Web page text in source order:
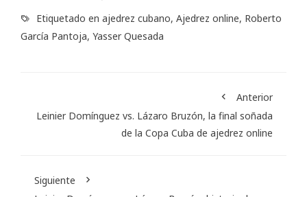
Etiquetado en ajedrez cubano, Ajedrez online, Roberto
García Pantoja, Yasser Quesada
Anterior
Leinier Domínguez vs. Lázaro Bruzón, la final soñada
de la Copa Cuba de ajedrez online
Siguiente